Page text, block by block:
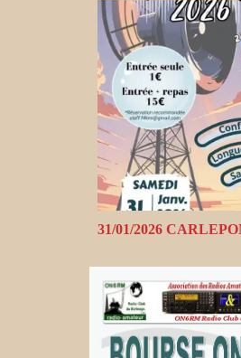
31/01/2026